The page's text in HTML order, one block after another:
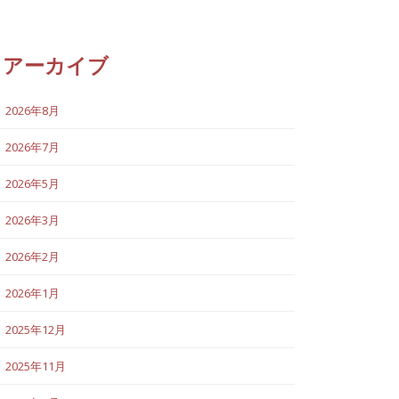
アーカイブ
2026年8月
2026年7月
2026年5月
2026年3月
2026年2月
2026年1月
2025年12月
2025年11月